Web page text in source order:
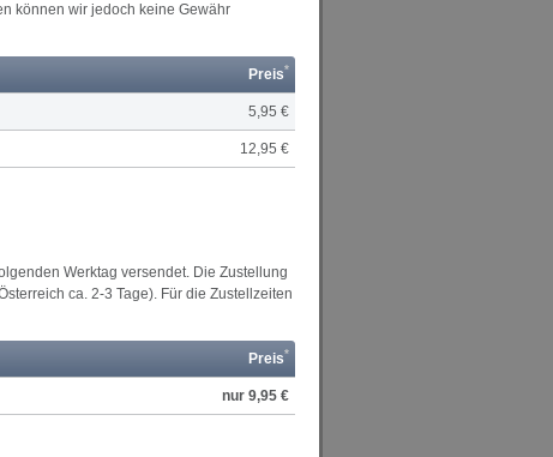
können wir jedoch keine Gewähr
Preis*
5,95 €
12,95 €
Werktag versendet. Die Zustellung
ca. 2-3 Tage). Für die Zustellzeiten
Preis*
nur 9,95 €